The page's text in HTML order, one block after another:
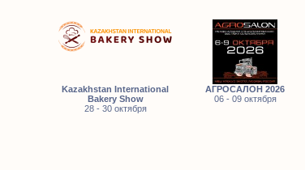
Kazakhstan International
Bakery Show
28 - 30 октября
АГРОСАЛОН 2026
06 - 09 октября